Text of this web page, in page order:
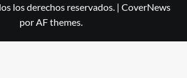
los derechos reservados. | CoverNews
por AF themes.